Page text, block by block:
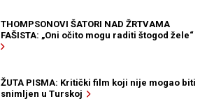
THOMPSONOVI ŠATORI NAD ŽRTVAMA
FAŠISTA: „Oni očito mogu raditi štogod žele“
ŽUTA PISMA: Kritički film koji nije mogao biti
snimljen u Turskoj